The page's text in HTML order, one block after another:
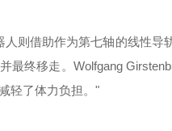
则借助作为第七轴的线性
最终移走。Wolfgang
轻了体力负担。"